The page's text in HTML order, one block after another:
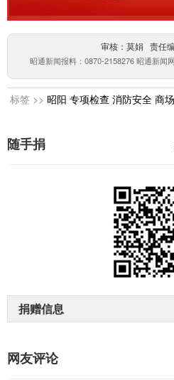
审核：莫娟 责任
昭通新闻报料：0870-2158276 昭通新闻
标签 >> 昭阳 专项检查 消防安全 商
随手捐
捐赠信息
网友评论